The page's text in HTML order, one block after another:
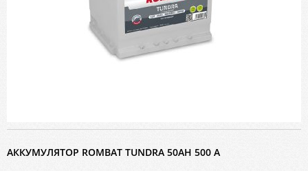
АККУМУЛЯТОР ROMBAT TUNDRA 50AH 500 A